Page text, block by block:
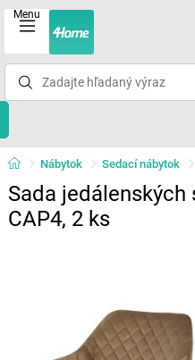
Menu
Nábytok Sedací nábytok
Sada
CAP4, 2 ks